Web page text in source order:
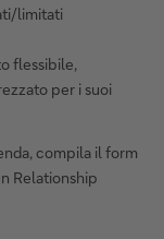
limitati
flessibile,
per i suoi
compila il form
Relationship